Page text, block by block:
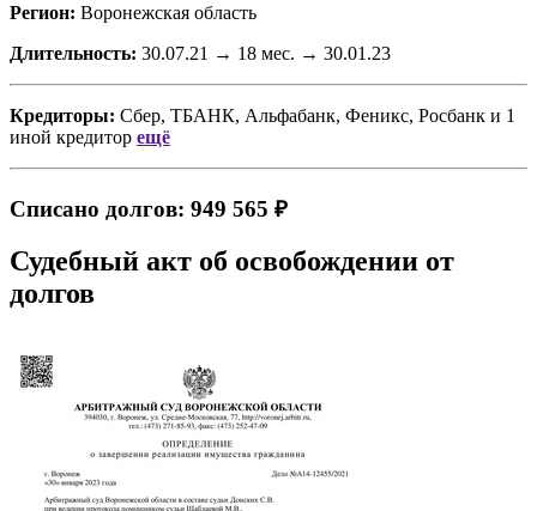
Регион: Воронежская область
Длительность: 30.07.21 → 18 мес. → 30.01.23
Кредиторы: Сбер, ТБАНК, Альфабанк, Феникс, Росбанк и 1
иной кредитор ещё
Списано долгов: 949 565 ₽
Судебный акт об освобождении от
долгов